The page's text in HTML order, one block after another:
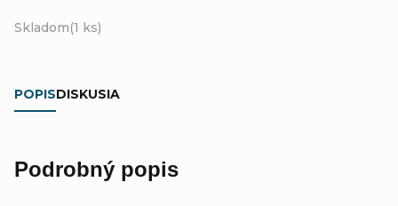
Skladom(1 ks)
POPISDISKUSIA
Podrobný popis